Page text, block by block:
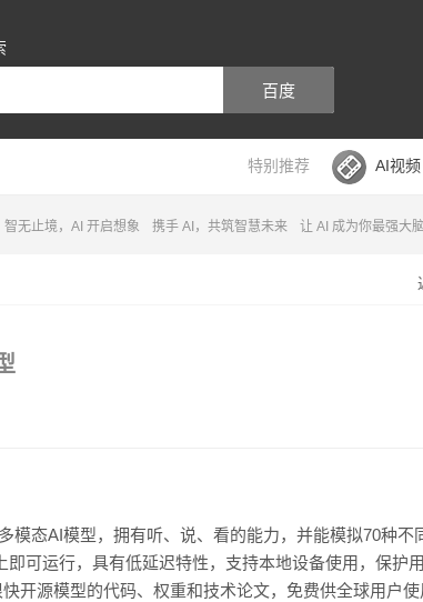
百度
特别推荐 AI视频
智无止境，AI 开启想象 携手 AI，共筑智慧未来 让 AI 成为你最强大
模态AI模型，拥有听、说、看的能力，并能模拟70种不
可运行，具有低延迟特性，支持本地设备使用，保护
开源模型的代码、权重和技术论文，免费供全球用户使